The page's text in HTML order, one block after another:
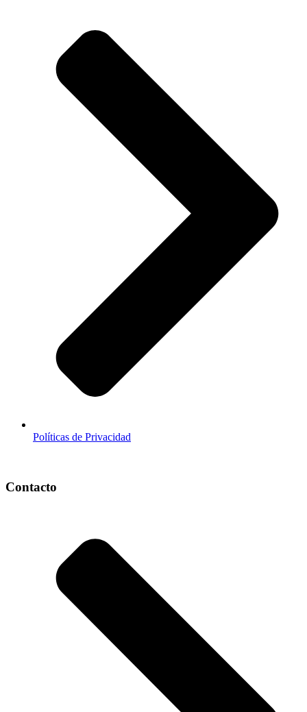
Políticas de Privacidad
Contacto